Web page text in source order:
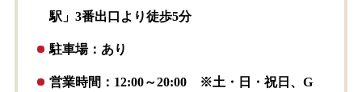
駅」3番出口より徒歩5分
駐車場：あり
営業時間：12:00～20:00 ※土・日・祝日、G